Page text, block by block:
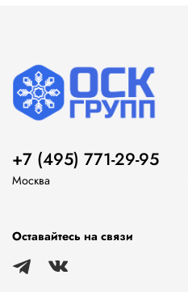
+7 (495) 771-29-95
Москва
Оставайтесь на связи